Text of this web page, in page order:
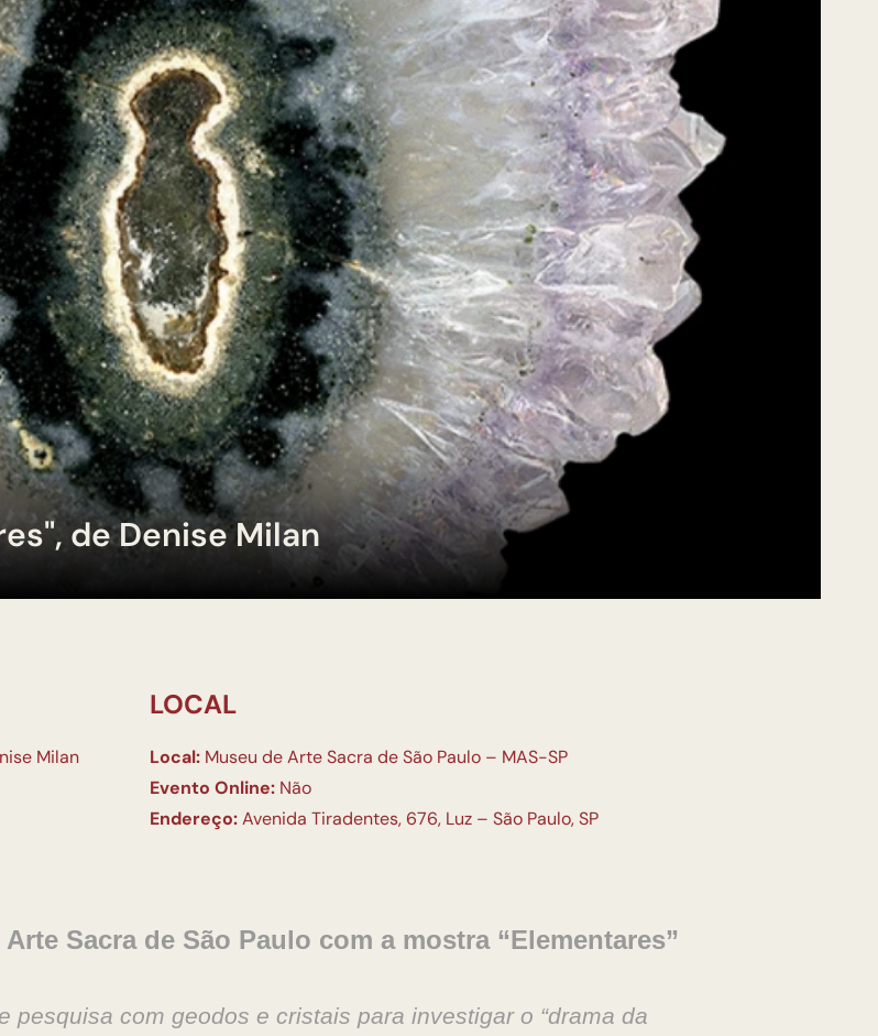
de Denise Milan
Milan
LOCAL
Local: Museu de Arte Sacra de São Paulo – MAS-SP
Evento Online: Não
Endereço:Avenida Tiradentes, 676, Luz – São Paulo, SP
Sacra de São Paulo com a mostra “Elementares”
pesquisa com geodos e cristais para investigar o “drama da